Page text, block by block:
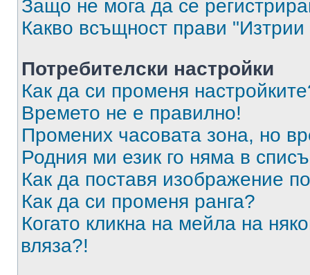
Защо не мога да се
Какво всъщност прави "Изтрии
Потребителски настройки
Как да си променя
Времето не е правилно!
Промених часовата зона, но
Родния ми език го няма в
Как да поставя изображение
Как да си променя ранга?
Когато кликна на мейла на
вляза?!